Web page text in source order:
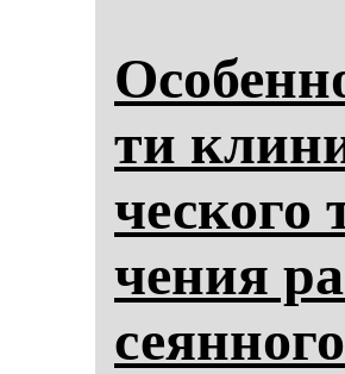
ти
чес­ко­го
че­ния
се­ян­но­го